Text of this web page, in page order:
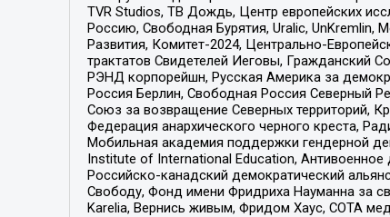
TVR Studios, ТВ Дождь, Центр европейских
Россию, Свободная Бурятия, Uralic,
Развития, Комитет-2024, Центрально-
трактатов Свидетелей Иеговы, Гражданский
РЭНД корпорейшн, Русская Америка за
Россия Берлин, Свободная Россия Северный
Союз за возвращение Северных территорий,
Федерация анархического черного креста,
Мобильная академия поддержки гендерной
Institute of International Education,
Российско-канадский демократический
Свободу, Фонд имени Фридриха Науманна за
Karelia, Вернись живым, Фридом Хаус, СОТА